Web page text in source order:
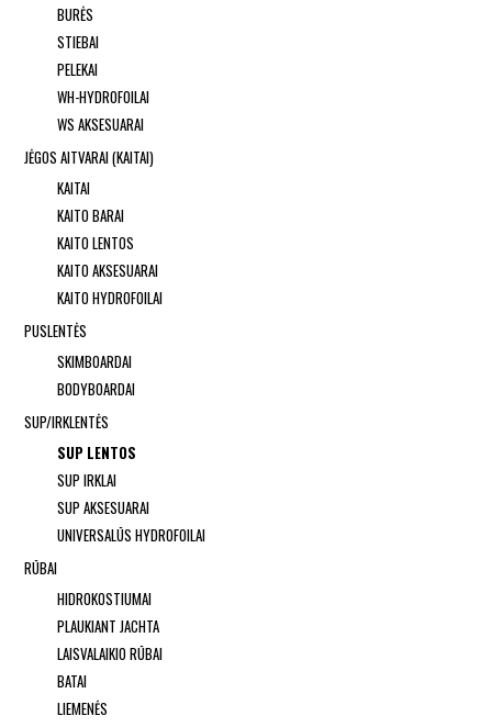
BURĖS
STIEBAI
PELEKAI
WH-HYDROFOILAI
WS AKSESUARAI
JĖGOS AITVARAI (KAITAI)
KAITAI
KAITO BARAI
KAITO LENTOS
KAITO AKSESUARAI
KAITO HYDROFOILAI
PUSLENTĖS
SKIMBOARDAI
BODYBOARDAI
SUP/IRKLENTĖS
SUP LENTOS
SUP IRKLAI
SUP AKSESUARAI
UNIVERSALŪS HYDROFOILAI
RŪBAI
HIDROKOSTIUMAI
PLAUKIANT JACHTA
LAISVALAIKIO RŪBAI
BATAI
LIEMENĖS